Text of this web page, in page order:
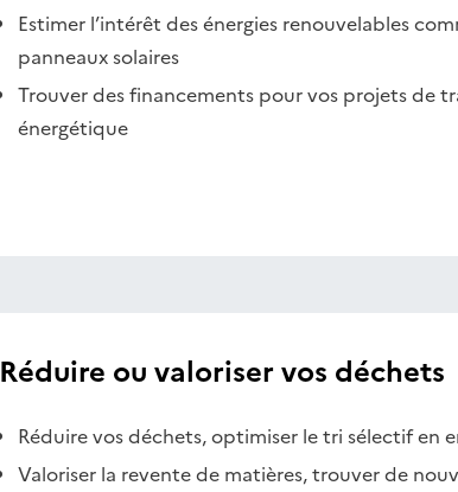
Estimer l’intérêt des énergies renouvelables
panneaux solaires
Trouver des financements pour vos projets de
énergétique
Réduire ou valoriser vos déchets
Réduire vos déchets, optimiser le tri sélectif en
Valoriser la revente de matières, trouver de